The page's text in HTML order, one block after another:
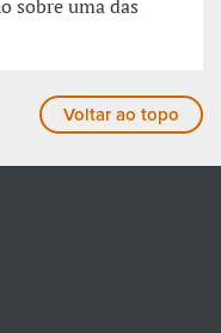
sobre uma das
Voltar ao topo